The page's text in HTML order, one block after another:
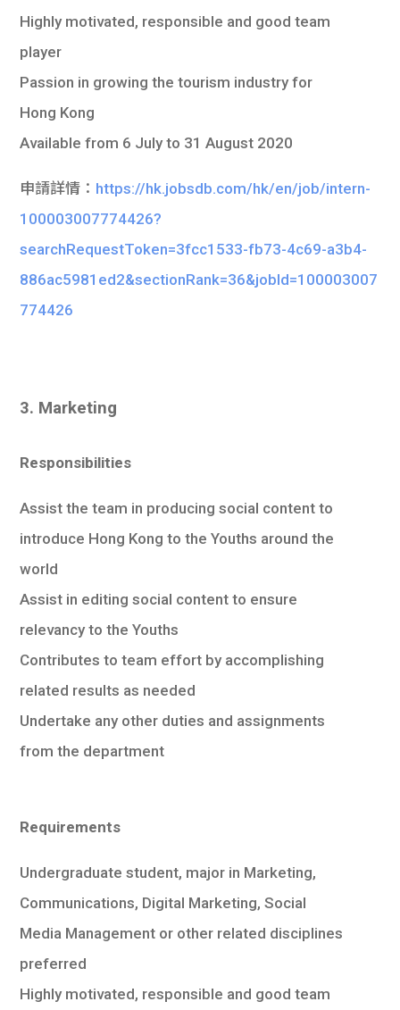
Highly motivated, responsible and good team
player
Passion in growing the tourism industry for
Hong Kong
Available from 6 July to 31 August 2020
申請詳情： https://hk.jobsdb.com/hk/en/job/intern-
100003007774426?
searchRequestToken=3fcc1533-fb73-4c69-a3b4-
886ac5981ed2&sectionRank=36&jobId=100003007
774426
3. Marketing
Responsibilities
Assist the team in producing social content to
introduce Hong Kong to the Youths around the
world
Assist in editing social content to ensure
relevancy to the Youths
Contributes to team effort by accomplishing
related results as needed
Undertake any other duties and assignments
from the department
Requirements
Undergraduate student, major in Marketing,
Communications, Digital Marketing, Social
Media Management or other related disciplines
preferred
Highly motivated, responsible and good team